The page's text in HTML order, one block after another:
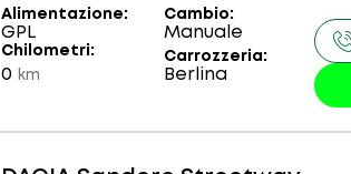
Alimentazione
GPL
Cambio
Manuale
Chilometri
0 km
Carrozzeria
Berlina